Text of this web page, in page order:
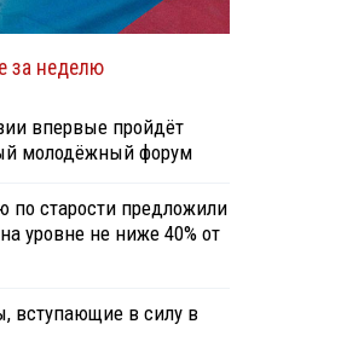
за неделю
впервые пройдёт
молодёжный форум
по старости предложили
уровне не ниже 40% от
вступающие в силу в